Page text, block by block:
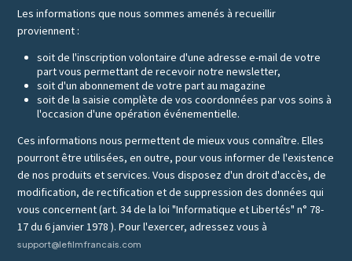
Les informations que nous sommes amenés à recueillir
proviennent :
soit de l'inscription volontaire d'une adresse e-mail de votre
part vous permettant de recevoir notre newsletter,
soit d'un abonnement de votre part au magazine
soit de la saisie complète de vos coordonnées par vos soins à
l'occasion d'une opération événementielle.
Ces informations nous permettent de mieux vous connaître. Elles
pourront être utilisées, en outre, pour vous informer de l'existence
de nos produits et services. Vous disposez d'un droit d'accès, de
modification, de rectification et de suppression des données qui
vous concernent (art. 34 de la loi "Informatique et Libertés" n° 78-
17 du 6 janvier 1978 ). Pour l'exercer, adressez vous à
support@lefilmfrancais.com